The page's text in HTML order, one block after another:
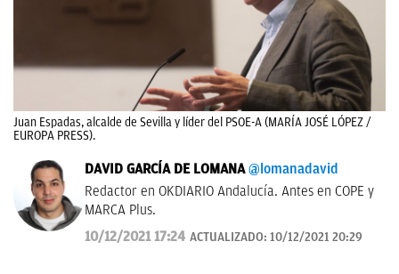
Juan Espadas, alcalde de Sevilla y líder del PSOE-A (MARÍA JOSÉ LÓPEZ /
EUROPA PRESS).
DAVID GARCÍA DE LOMANA @lomanadavid
Redactor en OKDIARIO Andalucía. Antes en COPE y
MARCA Plus.
10/12/2021 17:24 ACTUALIZADO: 10/12/2021 20:29